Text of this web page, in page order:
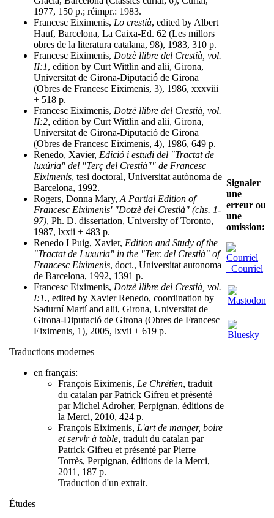
1977, 150 p.; réimpr.: 1983.
Francesc Eiximenis, Lo crestià, edited by Albert
Hauf, Barcelona, La Caixa-Ed. 62 (Les millors
obres de la literatura catalana, 98), 1983, 310 p.
Francesc Eiximenis, Dotzè llibre del Crestià, vol.
II:1, edition by Curt Wittlin and alii, Girona,
Universitat de Girona-Diputació de Girona
(Obres de Francesc Eiximenis, 3), 1986, xxxviii
+ 518 p.
Francesc Eiximenis, Dotzè llibre del Crestià, vol.
II:2, edition by Curt Wittlin and alii, Girona,
Universitat de Girona-Diputació de Girona
(Obres de Francesc Eiximenis, 4), 1986, 649 p.
Renedo, Xavier, Edició i estudi del "Tractat de
luxúria" del "Terç del Crestià"" de Francesc
Eiximenis, tesi doctoral, Universitat autònoma de
Barcelona, 1992.
Rogers, Donna Mary, A Partial Edition of
Francesc Eiximenis' "Dotzè del Crestià" (chs. 1-
97), Ph. D. dissertation, University of Toronto,
1987, lxxii + 483 p.
Renedo I Puig, Xavier, Edition and Study of the
"Tractat de Luxuria" in the "Terc del Crestià" of
Francesc Eiximenis, doct., Universitat autonoma
de Barcelona, 1992, 1391 p.
Francesc Eiximenis, Dotzè llibre del Crestià, vol.
I:1., edited by Xavier Renedo, coordination by
Sadurní Martí and alii, Girona, Universitat de
Girona-Diputació de Girona (Obres de Francesc
Eiximenis, 1), 2005, lxvii + 619 p.
Traductions modernes
en français:
François Eiximenis, Le Chrétien, traduit
du catalan par Patrick Gifreu et présenté
par Michel Adroher, Perpignan, éditions de
la Merci, 2010, 424 p.
François Eiximenis, L'art de manger, boire
et servir à table, traduit du catalan par
Patrick Gifreu et présenté par Pierre
Torrès, Perpignan, éditions de la Merci,
2011, 187 p.
Traduction d'un extrait.
Études
Signaler
une
erreur ou
une
omission:
Courriel